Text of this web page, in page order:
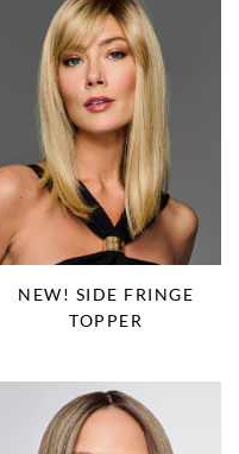
NEW! SIDE FRINGE
TOPPER